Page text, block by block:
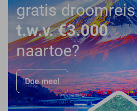
gratis droomreis
t.w.v. €3.000
naartoe?
Doe mee!